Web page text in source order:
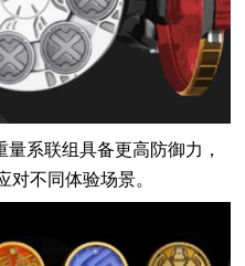
系联组具备更高防御力，
不同体验场景。